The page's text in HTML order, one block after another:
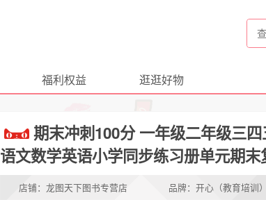
福利权益 逛逛好物
期末冲刺100分 一年级二年级三
语文数学英语小学同步练习册单元期
店铺：龙图天下图书专营店 品牌：开心（教育培训）